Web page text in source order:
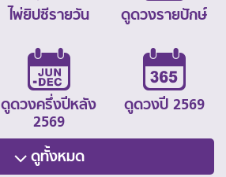
ไพ่ยิปซีรายวัน ดูดวงรายปักษ์
ดูดวงครึ่งปีหลัง
2569
ดูดวงปี 2569
ดูทั้งหมด